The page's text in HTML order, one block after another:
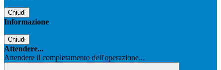
Chiudi
Informazione
Chiudi
Attendere...
Attendere il completamento dell'operazione...